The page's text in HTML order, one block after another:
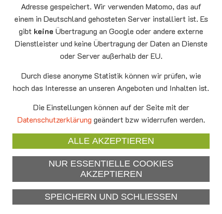
Montag
15.00 - 17.00
10.08
Senioren-Spieletreff Neufahrn
Auferstehungskirche Neufahrn
Mittwoch
20.00 Offenes Ende
Godtimes
Facebook
YouTube
Newsletter
Datenschutzerklärung
Adresse gespeichert. Wir verwenden Matomo, das auf
einem in Deutschland gehosteten Server installiert ist. Es
gibt keine Übertragung an Google oder andere externe
Dienstleister und keine Übertragung der Daten an Dienste
oder Server außerhalb der EU.
Durch diese anonyme Statistik können wir prüfen, wie
hoch das Interesse an unseren Angeboten und Inhalten ist.
Die Einstellungen können auf der Seite mit der
Datenschutzerklärung geändert bzw widerrufen werden.
ALLE AKZEPTIEREN
NUR ESSENTIELLE COOKIES
AKZEPTIEREN
SPEICHERN UND SCHLIESSEN